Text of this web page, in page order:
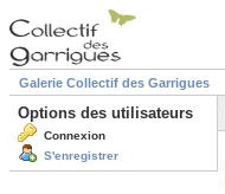
Galerie Collectif des Garrigues
Options des utilisateurs
Connexion
S'enregistrer